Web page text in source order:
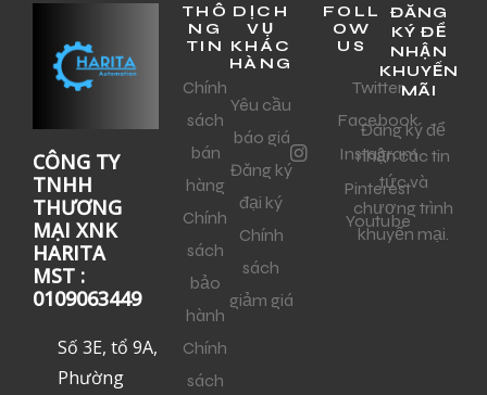
CÔNG TY
TNHH
THƯƠNG
MẠI XNK
HARITA
MST :
0109063449
Số 3E, tổ 9A,
Phường
THÔ
NG
TIN
Chính
sách
bán
hàng
Chính
sách
bảo
hành
Chính
sách
DỊCH
VỤ
KHÁC
HÀNG
Yêu cầu
báo giá
Đăng ký
đại ký
Chính
sách
giảm giá
FOLL
OW
US
Twitter
Facebook
Instagram
Pinterest
Youtube
ĐĂNG
KÝ ĐỂ
NHẬN
KHUYẾN
MÃI
Đăng ký để
nhận các tin
tức và
chương trình
khuyến mại.